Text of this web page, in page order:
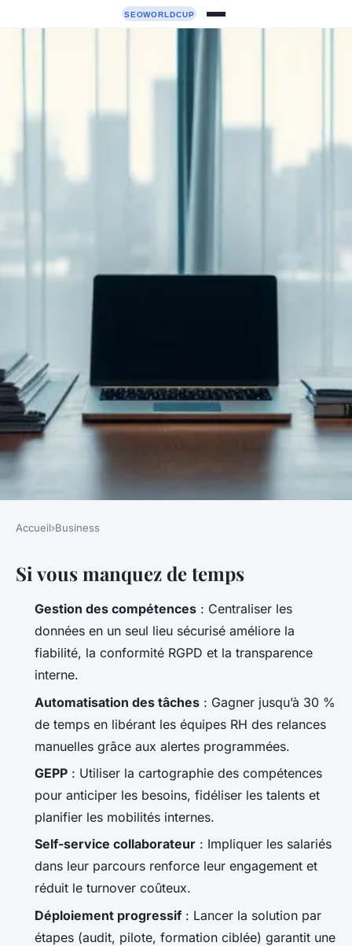
5 astuces pour booster votre
logiciel de gestion des
carrières
12/05/2026 16:41
Accueil›Business
Si vous manquez de temps
Gestion des compétences : Centraliser les
données en un seul lieu sécurisé améliore la
fiabilité, la conformité RGPD et la transparence
interne.
Automatisation des tâches : Gagner jusqu’à 30 %
de temps en libérant les équipes RH des relances
manuelles grâce aux alertes programmées.
GEPP : Utiliser la cartographie des compétences
pour anticiper les besoins, fidéliser les talents et
planifier les mobilités internes.
Self-service collaborateur : Impliquer les salariés
dans leur parcours renforce leur engagement et
réduit le turnover coûteux.
Déploiement progressif : Lancer la solution par
étapes (audit, pilote, formation ciblée) garantit une